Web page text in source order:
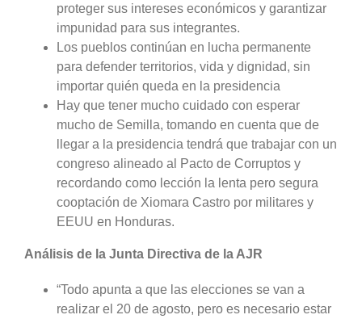
proteger sus intereses económicos y garantizar
impunidad para sus integrantes.
Los pueblos continúan en lucha permanente
para defender territorios, vida y dignidad, sin
importar quién queda en la presidencia
Hay que tener mucho cuidado con esperar
mucho de Semilla, tomando en cuenta que de
llegar a la presidencia tendrá que trabajar con un
congreso alineado al Pacto de Corruptos y
recordando como lección la lenta pero segura
cooptación de Xiomara Castro por militares y
EEUU en Honduras.
Análisis de la Junta Directiva de la AJR
“Todo apunta a que las elecciones se van a
realizar el 20 de agosto, pero es necesario estar